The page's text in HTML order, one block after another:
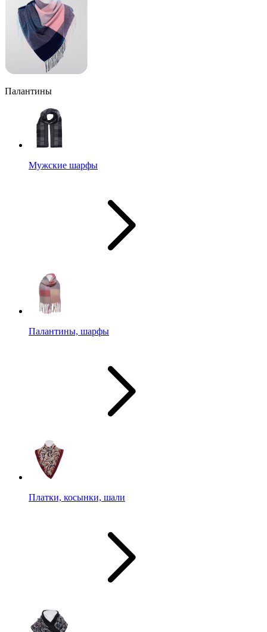
Палантины
Мужские шарфы
Палантины, шарфы
Платки, косынки, шали